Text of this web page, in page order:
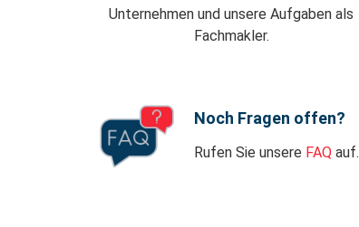
Unternehmen und unsere Aufgaben als
Fachmakler.
Noch Fragen offen?
Rufen Sie unsere FAQauf.